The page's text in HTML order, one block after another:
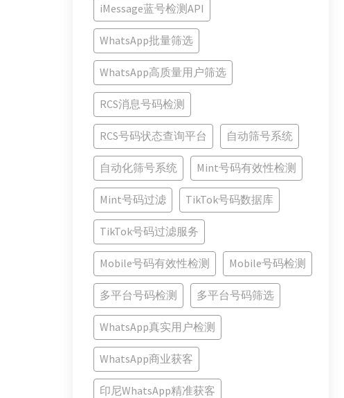
iMessage蓝号检测API
WhatsApp批量筛选
WhatsApp高质量用户筛选
RCS消息号码检测
RCS号码状态查询平台 自动筛号系统
自动化筛号系统 Mint号码有效性检测
Mint号码过滤 TikTok号码数据库
TikTok号码过滤服务
Mobile号码有效性检测 Mobile号码检测
多平台号码检测 多平台号码筛选
WhatsApp真实用户检测
WhatsApp商业获客
印尼WhatsApp精准获客